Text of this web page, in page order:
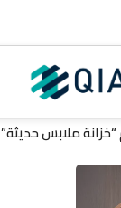
ملابس حديثة”